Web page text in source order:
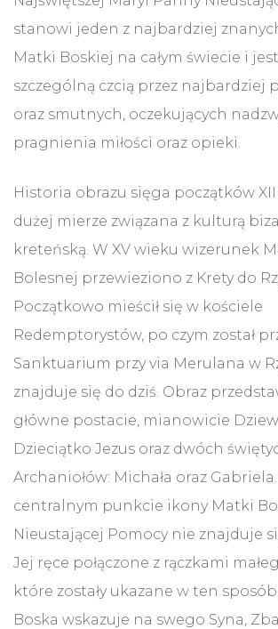
stanowi jeden z najbardziej
Matki Boskiej na całym świecie i
szczególną czcią przez najbardziej
oraz smutnych, oczekujących
pragnienia miłości oraz opieki.
Historia obrazu sięga początków
dużej mierze związana z kulturą
kreteńską. W XV wieku wizerunek
Bolesnej przewieziono z Krety do
Początkowo mieścił się w kościele
Redemptorystów, po czym został
Sanktuarium przy via Merulana w
znajduje się do dziś. Obraz
główne postacie, mianowicie
Dzieciątko Jezus oraz dwóch
Archaniołów: Michała oraz
centralnym punkcie ikony Matki
Nieustającej Pomocy nie znajduje
Jej ręce połączone z rączkami
które zostały ukazane w ten
Boska wskazuje na swego Syna,